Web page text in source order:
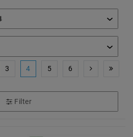
3 4 5 6
Filter